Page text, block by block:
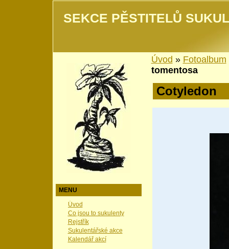
SEKCE PĚSTITELŮ
MENU
Úvod
Co jsou to sukulenty
Rejstřík
Sukulentářské akce
Kalendář akcí
Úvod » Fotoalbum
tomentosa
Cotyledon